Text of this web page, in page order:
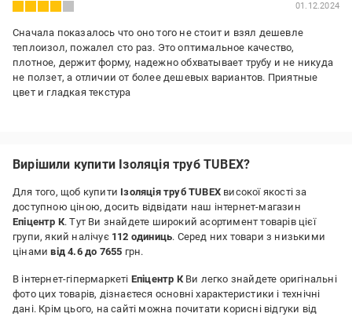
01.12.2024
Сначала показалось что оно того не стоит и взял дешевле
теплоизол, пожалел сто раз. Это оптимальное качество,
плотное, держит форму, надежно обхватывает трубу и не никуда
не ползет, а отличии от более дешевых вариантов. Приятные
цвет и гладкая текстура
Недоліки:
Вирішили купити Ізоляція труб TUBEX?
Для того, щоб купити Ізоляція труб TUBEX високої якості за
доступною ціною, досить відвідати наш інтернет-магазин
Епіцентр К. Тут Ви знайдете широкий асортимент товарів цієї
групи, який налічує 112 одиниць. Серед них товари з низькими
цінамивід 4.6 до 7655 грн.
В інтернет-гіпермаркеті Епіцентр КВи легко знайдете оригінальні
фото цих товарів, дізнаєтеся основні характеристики і технічні
дані. Крім цього, на сайті можна почитати корисні відгуки від